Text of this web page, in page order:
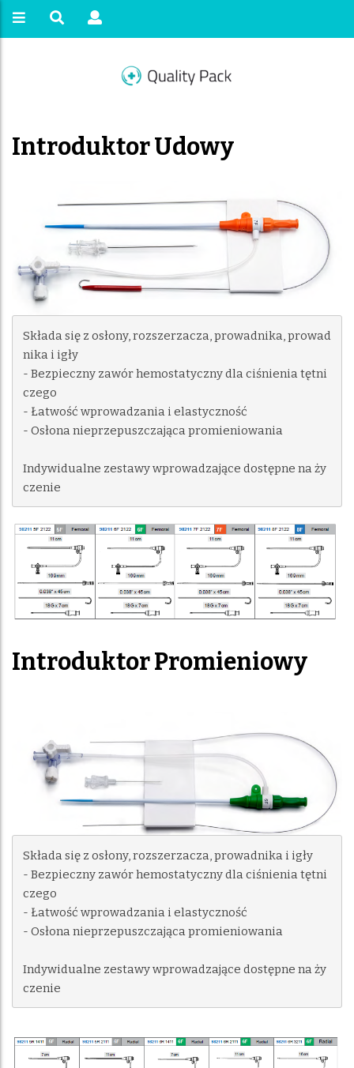
Introduktor Udowy
Składa się z osłony, rozszerzacza, prowadnika, prowad
nika i igły
- Bezpieczny zawór hemostatyczny dla ciśnienia tętni
czego
- Łatwość wprowadzania i elastyczność
- Osłona nieprzepuszczająca promieniowania
Indywidualne zestawy wprowadzające dostępne na ży
czenie
Introduktor Promieniowy
Składa się z osłony, rozszerzacza, prowadnika i igły
- Bezpieczny zawór hemostatyczny dla ciśnienia tętni
czego
- Łatwość wprowadzania i elastyczność
- Osłona nieprzepuszczająca promieniowania
Indywidualne zestawy wprowadzające dostępne na ży
czenie